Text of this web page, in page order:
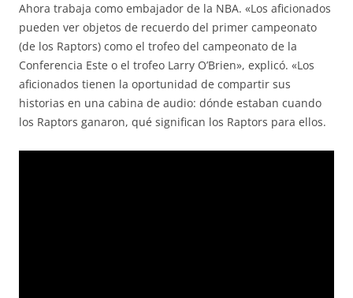
Ahora trabaja como embajador de la NBA. «Los aficionados
pueden ver objetos de recuerdo del primer campeonato
(de los Raptors) como el trofeo del campeonato de la
Conferencia Este o el trofeo Larry O’Brien», explicó. «Los
aficionados tienen la oportunidad de compartir sus
historias en una cabina de audio: dónde estaban cuando
los Raptors ganaron, qué significan los Raptors para ellos.